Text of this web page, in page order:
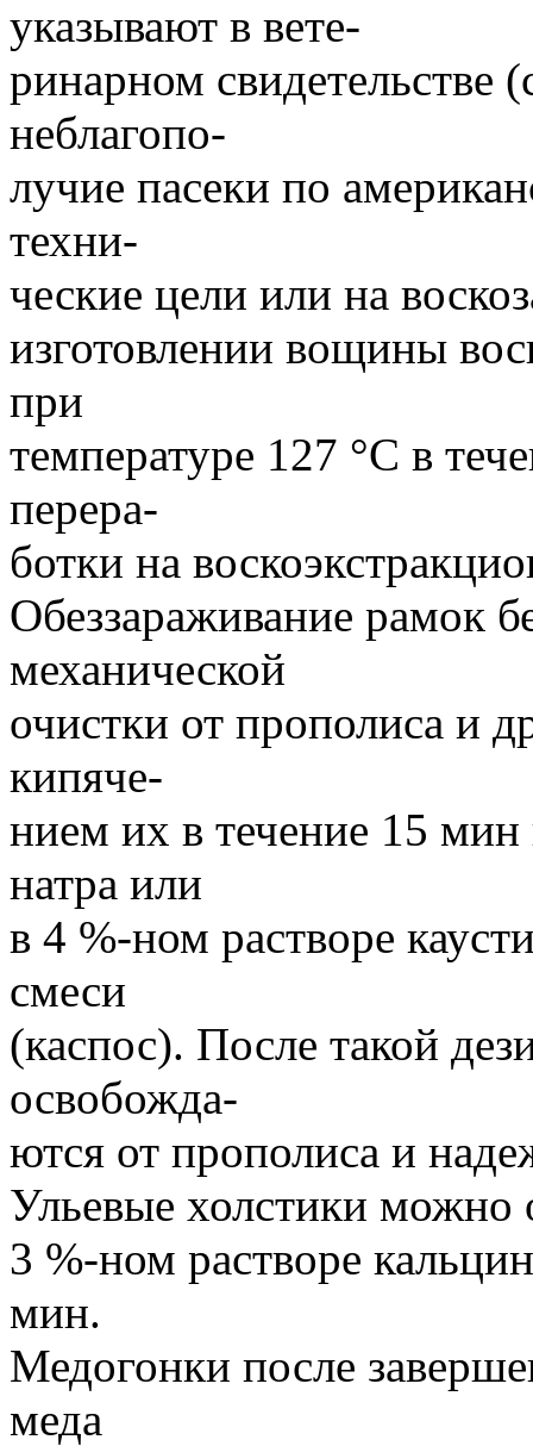
указывают в вете-
ринарном свидетельстве
неблагопо-
лучие пасеки по
техни-
ческие цели или на
изготовлении вощины
при
температуре 127 °С в
перера-
ботки на
Обеззараживание рамок
механической
очистки от прополиса и
кипяче-
нием их в течение 15 мин
натра или
в 4 %-ном растворе
смеси
(каспос). После такой
освобожда-
ются от прополиса и
Ульевые холстики можно
3 %-ном растворе
мин.
Медогонки после
меда